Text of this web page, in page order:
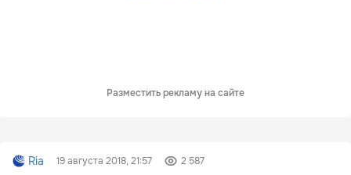
Разместить рекламу на сайте
Ria 19 августа 2018, 21:57 2 587